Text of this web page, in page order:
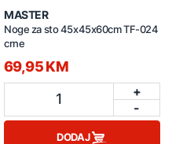
MASTER
Noge za sto 45x45x60cm TF-024
crne
69,95 KM
1
+
-
DODAJ